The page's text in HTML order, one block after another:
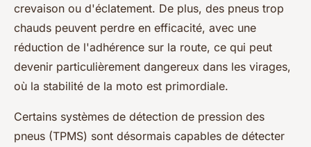
crevaison ou d'éclatement. De plus, des pneus trop
chauds peuvent perdre en efficacité, avec une
réduction de l'adhérence sur la route, ce qui peut
devenir particulièrement dangereux dans les virages,
où la stabilité de la moto est primordiale.
Certains systèmes de détection de pression des
pneus (TPMS) sont désormais capables de détecter